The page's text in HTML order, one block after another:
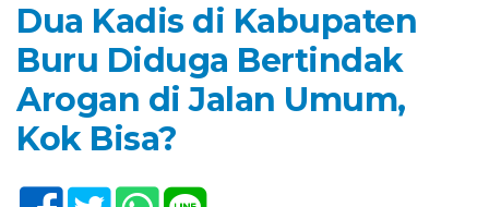
Dua Kadis di Kabupaten
Buru Diduga Bertindak
Arogan di Jalan Umum,
Kok Bisa?